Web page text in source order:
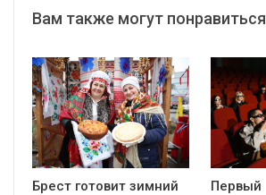
Вам также могут понравиться
Брест готовит зимний
Первый